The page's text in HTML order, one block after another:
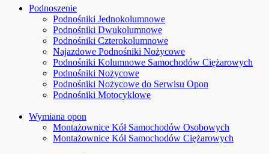
Podnoszenie
Podnośniki Jednokolumnowe
Podnośniki Dwukolumnowe
Podnośniki Czterokolumnowe
Najazdowe Podnośniki Nożycowe
Podnośniki Kolumnowe Samochodów Ciężarowych
Podnośniki Nożycowe
Podnośniki Nożycowe do Serwisu Opon
Podnośniki Motocyklowe
Wymiana opon
Montażownice Kół Samochodów Osobowych
Montażownice Kół Samochodów Ciężarowych